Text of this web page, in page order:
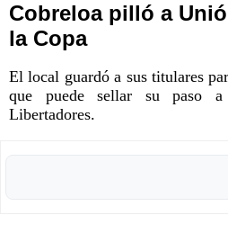
Cobreloa pilló a
la Copa
El local guardó a sus titulares
que puede sellar su paso
Libertadores.